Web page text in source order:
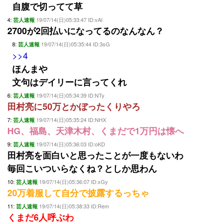
自腹で切ってて草
4: 芸人速報 19/07/14(日)05:33:47 ID:vAl
2700が2回払いになってるのなんなん？
8: 芸人速報 19/07/14(日)05:35:44 ID:3sG
>>4
ほんまや
文句はデイリーに言ってくれ
6: 芸人速報 19/07/14(日)05:34:39 ID:NTy
田村亮に50万とかぼったくりやろ
7: 芸人速報 19/07/14(日)05:35:24 ID:NHX
HG、福島、天津木村、くまだで1万円は懐へ
9: 芸人速報 19/07/14(日)05:36:03 ID:oKD
田村亮を面白いと思ったことが一度もないわ
毎回こいついらなくね？としか思わん
10: 芸人速報 19/07/14(日)05:36:07 ID:xGy
20万着服して自分で披露するっちゃ
11: 芸人速報 19/07/14(日)05:38:33 ID:Rem
くまだ6人呼ぶわ